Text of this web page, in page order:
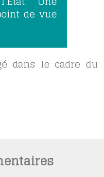
de vue
dans le cadre du